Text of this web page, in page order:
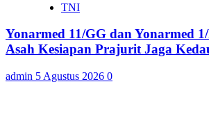
TNI
Yonarmed 11/GG dan Yonarmed
Asah Kesiapan Prajurit Jaga
admin 5 Agustus 2026 0